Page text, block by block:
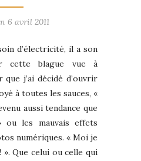
6 avril 2011
d’électricité, il a son
cette blague vue à
j’ai décidé d’ouvrir
à toutes les sauces, «
aussi tendance que
les mauvais effets
numériques. « Moi je
Que celui ou celle qui